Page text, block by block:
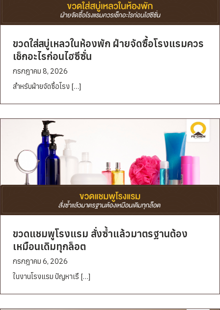
ขวดใส่สบู่เหลวในห้องพัก ฝ่ายจัดซื้อโรงแรมควร
เช็กอะไรก่อนไฮซีซั่น
กรกฎาคม 8, 2026
สำหรับฝ่ายจัดซื้อโรง […]
ขวดแชมพูโรงแรม สั่งซ้ำแล้วมาตรฐานต้อง
เหมือนเดิมทุกล็อต
กรกฎาคม 6, 2026
ในงานโรงแรม ปัญหาเรื […]